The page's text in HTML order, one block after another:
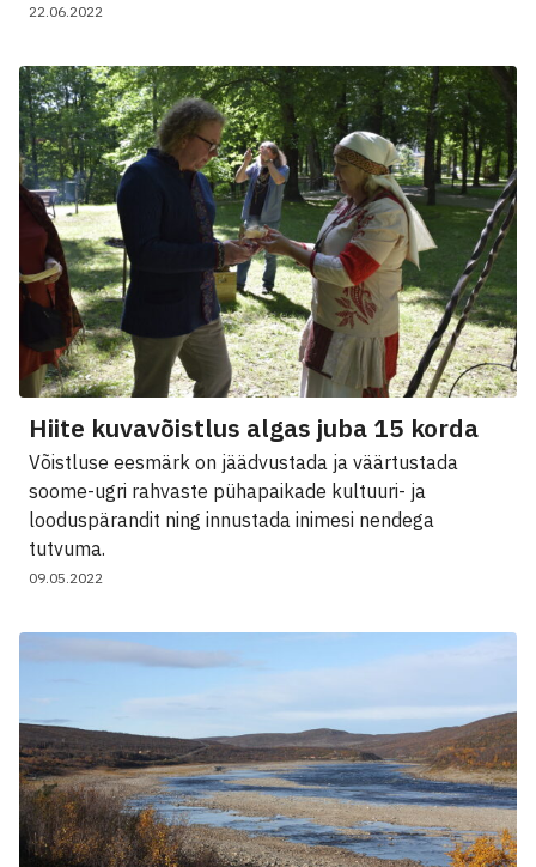
22.06.2022
Hiite kuvavõistlus algas juba 15 korda
Võistluse eesmärk on jäädvustada ja väärtustada
soome-ugri rahvaste pühapaikade kultuuri- ja
looduspärandit ning innustada inimesi nendega
tutvuma.
09.05.2022